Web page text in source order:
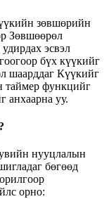
зөвшөрийн
Зөвшөөрөл
эсвэл
бүх күүкийг
шаарддаг Күүкийг
таймер функцийг
анхаарна уу.
нууцлалын
бөгөөд
орно: